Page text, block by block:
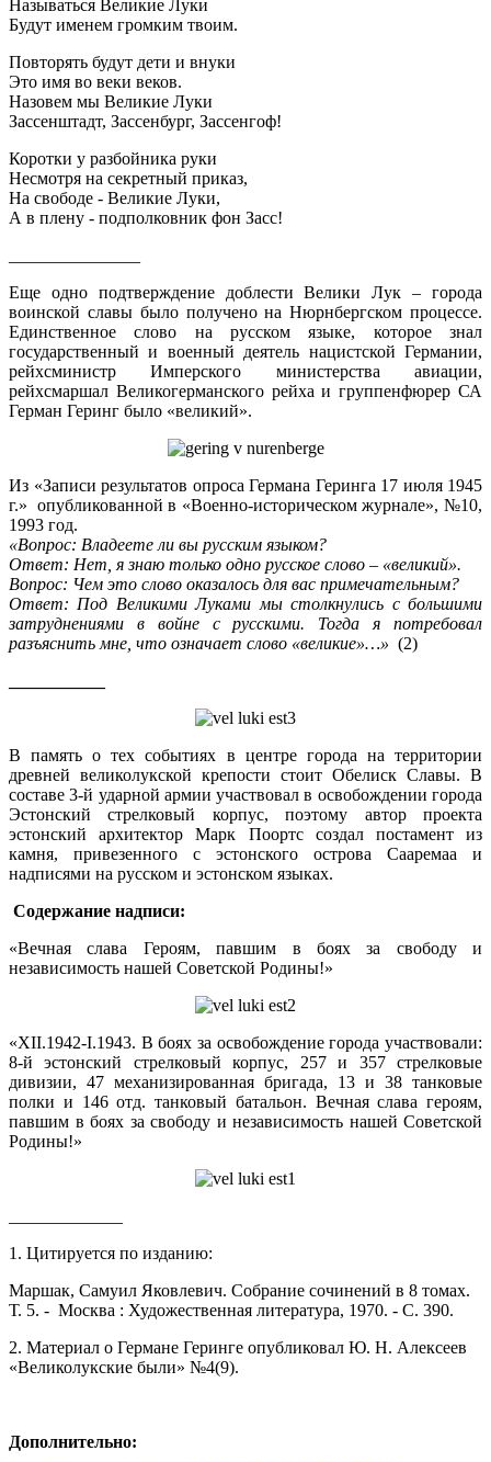
Называться Великие Луки
Будут именем громким твоим.
Повторять будут дети и внуки
Это имя во веки веков.
Назовем мы Великие Луки
Зассенштадт, Зассенбург, Зассенгоф!
Коротки у разбойника руки
Несмотря на секретный приказ,
На свободе - Великие Луки,
А в плену - подполковник фон Засс!
Еще одно подтверждение доблести Велики Лук – города
воинской славы было получено на Нюрнбергском процессе.
Единственное слово на русском языке, которое знал
государственный и военный деятель нацистской Германии,
рейхсминистр Имперского министерства авиации,
рейхсмаршал Великогерманского рейха и группенфюрер СА
Герман Геринг было «великий».
Из «Записи результатов опроса Германа Геринга 17 июля 1945
г.» опубликованной в «Военно-историческом журнале», №10,
1993 год.
«Вопрос: Владеете ли вы русским языком?
Ответ: Нет, я знаю только одно русское слово – «великий».
Вопрос: Чем это слово оказалось для вас примечательным?
Ответ: Под Великими Луками мы столкнулись с большими
затруднениями в войне с русскими. Тогда я потребовал
разъяснить мне, что означает слово «великие»…» (2)
В память о тех событиях в центре города на территории
древней великолукской крепости стоит Обелиск Славы. В
составе 3-й ударной армии участвовал в освобождении города
Эстонский стрелковый корпус, поэтому автор проекта
эстонский архитектор Марк Поортс создал постамент из
камня, привезенного с эстонского острова Сааремаа и
надписями на русском и эстонском языках.
Содержание надписи:
«Вечная слава Героям, павшим в боях за свободу и
независимость нашей Советской Родины!»
«XII.1942-I.1943. В боях за освобождение города участвовали:
8-й эстонский стрелковый корпус, 257 и 357 стрелковые
дивизии, 47 механизированная бригада, 13 и 38 танковые
полки и 146 отд. танковый батальон. Вечная слава героям,
павшим в боях за свободу и независимость нашей Советской
Родины!»
1. Цитируется по изданию:
Маршак, Самуил Яковлевич. Собрание сочинений в 8 томах.
Т. 5. - Москва : Художественная литература, 1970. - С. 390.
2. Материал о Германе Геринге опубликовал Ю. Н. Алексеев
«Великолукские были» №4(9).
Дополнительно: